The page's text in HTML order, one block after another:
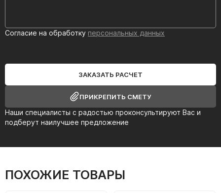
Наши специалисты с радостью проконсультируют Вас и
подберут наилучшее предложение
Согласие на обработку персональных данных
ЗАКАЗАТЬ РАСЧЕТ
ПРИКРЕПИТЬ СМЕТУ
ПОХОЖИЕ ТОВАРЫ